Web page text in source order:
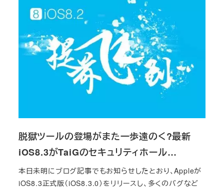
脱獄ツールの登場がまた一歩遠のく?最新
iOS8.3がTaiGのセキュリティホール…
本日未明にブログ記事でもお知らせしたとおり、Appleが
iOS8.3正式版（iOS8.3.0）をリリースし、多くのバグなど